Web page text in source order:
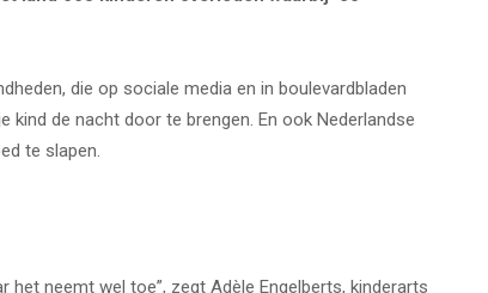
die op sociale media en in boulevardbladen
de nacht door te brengen. En ook Nederlandse
te slapen.
het neemt wel toe”, zegt Adèle Engelberts, kinderarts